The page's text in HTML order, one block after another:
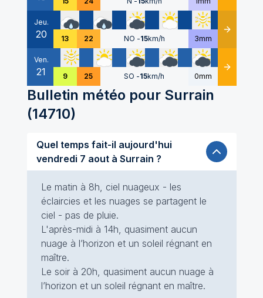
Jeu.
20 13 22 NO -15km/h 3mm Détails
Ven.
21 9 25 SO -15km/h 0mm Détails
Bulletin météo pour Surrain
(14710)
Quel temps fait-il aujourd'hui
vendredi 7 aout à Surrain ?
Le matin à 8h, ciel nuageux - les
éclaircies et les nuages se partagent le
ciel - pas de pluie.
L'après-midi à 14h, quasiment aucun
nuage à l’horizon et un soleil régnant en
maître.
Le soir à 20h, quasiment aucun nuage à
l’horizon et un soleil régnant en maître.